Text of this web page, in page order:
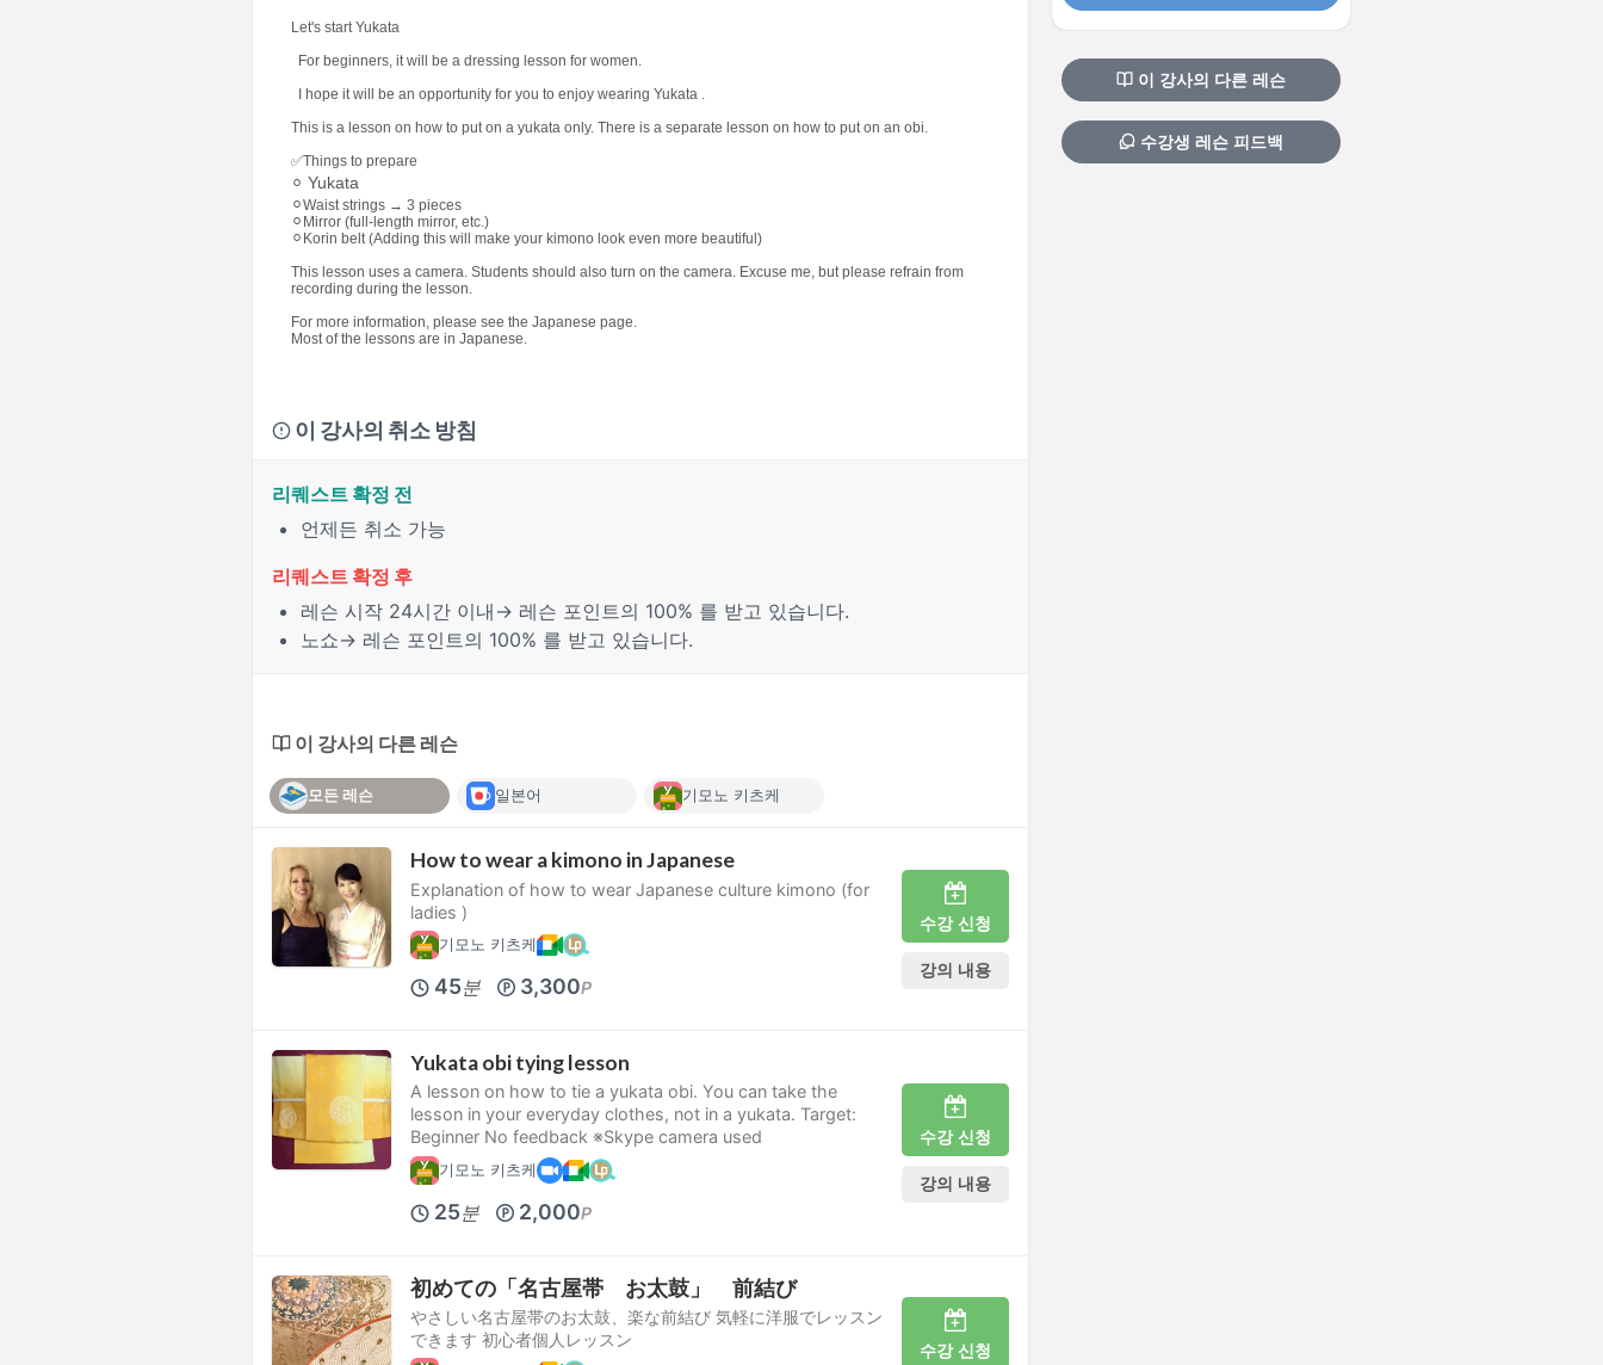
Let's start Yukata
For beginners, it will be a dressing lesson for women.
I hope it will be an opportunity for you to enjoy wearing Yukata .
This is a lesson on how to put on a yukata only. There is a separate lesson on how to put on an obi.
✅Things to prepare
⚪︎ Yukata
⚪︎Waist strings → 3 pieces
⚪︎Mirror (full-length mirror, etc.)
⚪︎Korin belt (Adding this will make your kimono look even more beautiful)
This lesson uses a camera. Students should also turn on the camera. Excuse me, but please refrain from
recording during the lesson.
For more information, please see the Japanese page.
Most of the lessons are in Japanese.
이 강사의 취소 방침
리퀘스트 확정 전
언제든 취소 가능
리퀘스트 확정 후
레슨 시작 24시간 이내→ 레슨 포인트의 100% 를 받고 있습니다.
노쇼→ 레슨 포인트의 100% 를 받고 있습니다.
이 강사의 다른 레슨
모든 레슨 일본어 기모노 키츠케
How to wear a kimono in Japanese
Explanation of how to wear Japanese culture kimono (for
ladies )
기모노 키츠케
45분 3,300P
수강 신청
강의 내용
Yukata obi tying lesson
A lesson on how to tie a yukata obi. You can take the
lesson in your everyday clothes, not in a yukata. Target:
Beginner No feedback ※Skype camera used
기모노 키츠케
25분 2,000P
수강 신청
강의 내용
初めての「名古屋帯 お太鼓」 前結び
やさしい名古屋帯のお太鼓、楽な前結び 気軽に洋服でレッスン
できます 初心者個人レッスン
수강 신청
이 강사의 다른 레슨
수강생 레슨 피드백